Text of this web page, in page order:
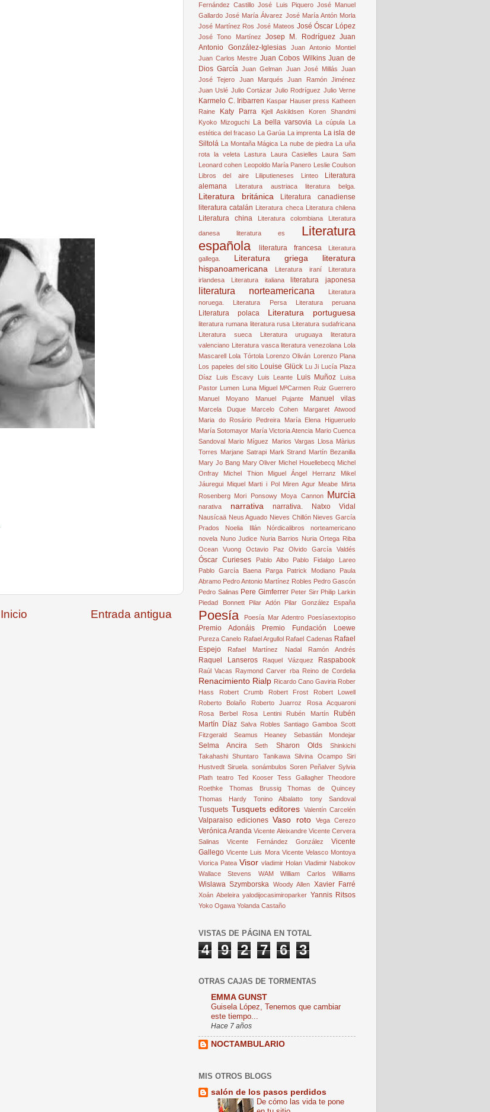
Entrada antigua
Inicio
Fernández Castillo José Luis Piquero José Manuel
Gallardo José María Álvarez José María Antón Morla
José Martínez Ros José Mateos José Óscar López
José Tono Martínez Josep M. Rodríguez Juan
Antonio González-Iglesias
Juan Antonio Montiel
Juan Carlos Mestre Juan Cobos Wilkins Juan de
Dios García
Juan Gelman Juan José Millás Juan
José Tejero
Juan Marqués
Juan Ramón Jiménez
Juan Uslé Julio Cortázar Julio Rodríguez Julio Verne
Karmelo C. Iribarren Kaspar Hauser press Katheen
Raine
Katy Parra Kjell Askildsen
Koren Shandmi
Kyoko Mizoguchi La bella varsovia La cúpula La
estética del fracaso La Garúa La imprenta La isla de
Siltolá La Montaña Mágica La nube de piedra La uña
rota la veleta Lastura Laura Casielles
Laura Sam
Leonard cohen Leopoldo María Panero Leslie Coulson
Libros del aire
Liliputieneses Linteo
Literatura
alemana
Literatura austriaca literatura belga.
Literatura británica
Literatura canadiense
literatura catalán Literatura checa Literatura chilena
Literatura china Literatura colombiana Literatura
danesa literatura es
Literatura
española
literatura francesa
Literatura
gallega.
Literatura griega
literatura
hispanoamericana
Literatura iraní
Literatura
irlandesa
Literatura italiana literatura japonesa
literatura norteamericana
Literatura
noruega.
Literatura Persa Literatura peruana
Literatura polaca Literatura portuguesa
literatura rumana literatura rusa Literatura sudafricana
Literatura sueca
Literatura uruguaya
literatura
valenciano Literatura vasca literatura venezolana Lola
Mascarell Lola Tórtola Lorenzo Oliván Lorenzo Plana
Los papeles del sitio Louise Glück Lu Ji Lucía Plaza
Díaz
Luis Escavy Luis Leante Luis Muñoz
Luisa
Pastor Lumen Luna Miguel MªCarmen Ruiz Guerrero
Manuel Moyano
Manuel Pujante Manuel vilas
Marcela Duque Marcelo Cohen
Margaret Atwood
Maria do Rosário Pedreira
María Elena Higueruelo
María Sotomayor María Victoria Atencia Mario Cuenca
Sandoval Mario Míguez Marios Vargas Llosa Màrius
Torres Marjane Satrapi Mark Strand Martín Bezanilla
Mary Jo Bang Mary Oliver Michel Houellebecq Michel
Onfray
Michel Thion Miguel Ángel Herranz
Mikel
Jáuregui Miquel Marti i Pol Miren Agur Meabe Mirta
Rosenberg Mori Ponsowy Moya Cannon Murcia
narativa narrativa narrativa. Natxo Vidal
Nausícaä Neus Aguado Nieves Chillón Nieves García
Prados
Noelia Illán Nórdicalibros
norteamericano
novela Nuno Judice Nuria Barrios Nuria Ortega Riba
Ocean Vuong
Octavio Paz Olvido García Valdés
Óscar Curieses Pablo Albo
Pablo Fidalgo Lareo
Pablo García Baena
Parga Patrick Modiano
Paula
Abramo Pedro Antonio Martínez Robles Pedro Gascón
Pedro Salinas Pere Gimferrer Peter Sirr Philip Larkin
Piedad Bonnett
Pilar Adón Pilar González España
Poesía Poesía Mar Adentro Poesíasextopiso
Premio Adonáis Premio Fundación Loewe
Pureza Canelo Rafael Argullol Rafael Cadenas Rafael
Espejo
Rafael Martínez Nadal Ramón Andrés
Raquel Lanseros Raquel Vázquez Raspabook
Raúl Vacas Raymond Carver rba Reino de Cordelia
Renacimiento Rialp Ricardo Cano Gaviria Rober
Hass
Robert Crumb Robert Frost
Robert Lowell
Roberto Bolaño
Roberto Juarroz
Rosa Acquaroni
Rosa Berbel
Rosa Lentini Rubén Martín
Rubén
Martín Díaz Salva Robles Santiago Gamboa Scott
Fitzgerald
Seamus Heaney Sebastián Mondejar
Selma Ancira Seth Sharon Olds
Shinkichi
Takahashi
Shuntaro Tanikawa Silvina Ocampo
Siri
Hustvedt Siruela. sonámbulos Soren Peñalver Sylvia
Plath teatro Ted Kooser Tess Gallagher Theodore
Roethke
Thomas Brussig
Thomas de Quincey
Thomas Hardy
Tonino Albalatto tony Sandoval
Tusquets Tusquets editores Valentín Carcelén
Valparaiso ediciones Vaso roto Vega Cerezo
Verónica Aranda Vicente Aleixandre Vicente Cervera
Salinas
Vicente Fernández González
Vicente
Gallego Vicente Luis Mora Vicente Velasco Montoya
Viorica Patea Visor vladimir Holan Vladimir Nabokov
Wallace Stevens
WAM William Carlos Williams
Wislawa Szymborska Woody Allen Xavier Farré
Xoán Abeleira yalodijocasimiroparker Yannis Ritsos
Yoko Ogawa Yolanda Castaño
VISTAS DE PÁGINA EN TOTAL
4 9 2 7 6 3
OTRAS CAJAS DE TORMENTAS
EMMA GUNST
Guisela López, Tenemos que cambiar
este tiempo...
Hace 7 años
NOCTAMBULARIO
MIS OTROS BLOGS
salón de los pasos perdidos
De cómo las vida te pone